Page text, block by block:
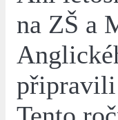
na ZŠ a
připravili